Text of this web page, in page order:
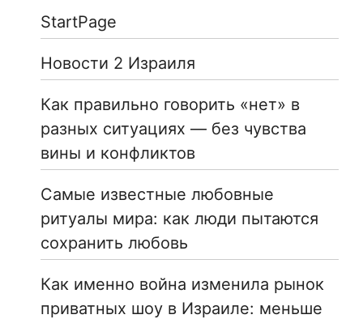
StartPage
Новости 2 Израиля
Как правильно говорить «нет» в
разных ситуациях — без чувства
вины и конфликтов
Самые известные любовные
ритуалы мира: как люди пытаются
сохранить любовь
Как именно война изменила рынок
приватных шоу в Израиле: меньше